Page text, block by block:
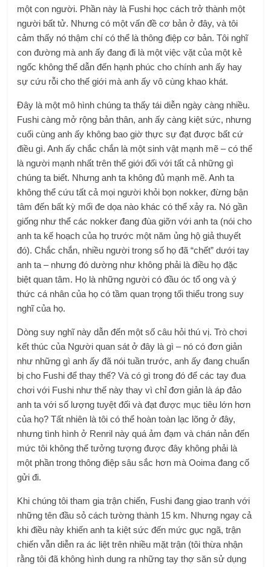
một con người. Phần này là Fushi học cách trở thành một
người bất tử. Nhưng có một vấn đề cơ bản ở đây, và tôi
cảm thấy nó thậm chí có thể là thông điệp cơ bản. Tôi nghĩ
con đường mà anh ấy đang đi là một việc vặt của một kẻ
ngốc không thể dẫn đến hạnh phúc cho chính anh ấy hay
sự cứu rỗi cho thế giới mà anh ấy vô cùng khao khát.
Đây là một mô hình chúng ta thấy tái diễn ngày càng nhiều.
Fushi càng mở rộng bản thân, anh ấy càng kiệt sức, nhưng
cuối cùng anh ấy không bao giờ thực sự đạt được bất cứ
điều gì. Anh ấy chắc chắn là một sinh vật mạnh mẽ – có thể
là người mạnh nhất trên thế giới đối với tất cả những gì
chúng ta biết. Nhưng anh ta không đủ mạnh mẽ. Anh ta
không thể cứu tất cả mọi người khỏi bọn nokker, đừng bận
tâm đến bất kỳ mối đe dọa nào khác có thể xảy ra. Nó gần
giống như thể các nokker đang đùa giỡn với anh ta (nói cho
anh ta kế hoạch của họ trước một năm ủng hộ giả thuyết
đó). Chắc chắn, nhiều người trong số họ đã “chết” dưới tay
anh ta – nhưng đó dường như không phải là điều họ đặc
biệt quan tâm. Họ là những người có đầu óc tổ ong và ý
thức cá nhân của họ có tầm quan trọng tối thiểu trong suy
nghĩ của họ.
Dòng suy nghĩ này dẫn đến một số câu hỏi thú vị. Trò chơi
kết thúc của Người quan sát ở đây là gì – nó có đơn giản
như những gì anh ấy đã nói tuần trước, anh ấy đang chuẩn
bị cho Fushi để thay thế? Và có gì trong đó để các tay đua
chơi với Fushi như thế này thay vì chỉ đơn giản là áp đảo
anh ta với số lượng tuyệt đối và đạt được mục tiêu lớn hơn
của họ? Tất nhiên là tôi có thể hoàn toàn lạc lõng ở đây,
nhưng tình hình ở Renril này quá ảm đạm và chán nản đến
mức tôi không thể tưởng tượng được đây không phải là
một phần trong thông điệp sâu sắc hơn mà Ooima đang cố
gửi đi.
Khi chúng tôi tham gia trận chiến, Fushi đang giao tranh với
những tên đầu sỏ cách tường thành 15 km. Nhưng ngay cả
khi điều này khiến anh ta kiệt sức đến mức gục ngã, trận
chiến vẫn diễn ra ác liệt trên nhiều mặt trận (tôi thừa nhận
rằng tôi đã không hình dung ra những tay thợ săn sử dụng